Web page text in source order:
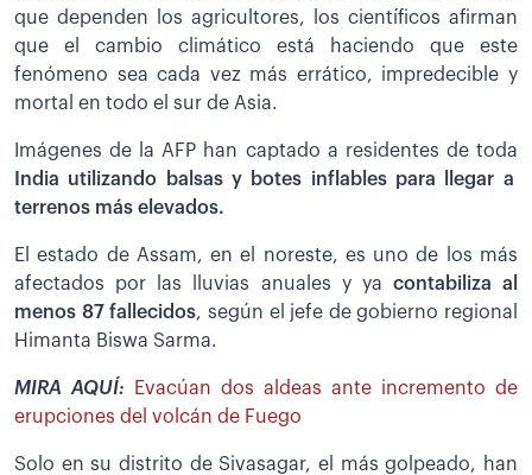
que dependen los agricultores, los científicos afirman
que el cambio climático está haciendo que este
fenómeno sea cada vez más errático, impredecible y
mortal en todo el sur de Asia.
Imágenes de la AFP han captado a residentes de toda
India utilizando balsas y botes inflables para llegar a
terrenos más elevados.
El estado de Assam, en el noreste, es uno de los más
afectados por las lluvias anuales y ya contabiliza al
menos 87 fallecidos, según el jefe de gobierno regional
Himanta Biswa Sarma.
MIRA AQUÍ:
Evacúan dos aldeas ante incremento de
erupciones del volcán de Fuego
Solo en su distrito de Sivasagar, el más golpeado, han